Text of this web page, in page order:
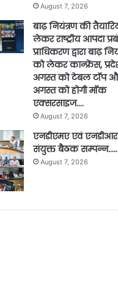
August 7, 2026
बाढ़ नियंत्रण की
लेकर राष्ट्रीय आपदा
प्राधिकरण द्वारा बाढ़
को लेकर कान्फ्रेंस,
अगस्त को टेबल टॉप
अगस्त को होगी मॉक
एक्सरसाइज….
August 7, 2026
एनडीएमए एवं
संयुक्त बैठक सम्पन्न…..
August 7, 2026